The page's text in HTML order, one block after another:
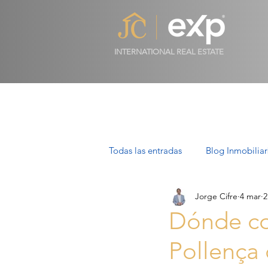
INTERNATIONAL REAL ESTATE
Todas las entradas Blog
Propiedades de Lujo en Mallorca
Villas en Mallorca: Lujo, Estilo
Dónde
Jorge Cifre 4 mar